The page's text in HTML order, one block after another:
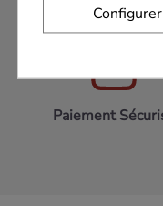
Paiement
Configurer